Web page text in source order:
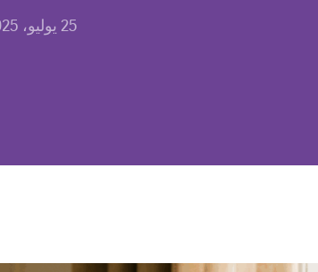
25 يوليو، 2025